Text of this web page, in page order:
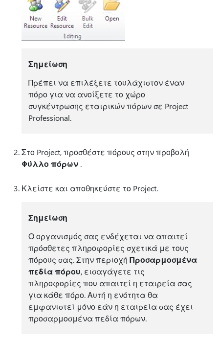
Σημείωση
Πρέπει να επιλέξετε τουλάχιστον έναν
πόρο για να ανοίξετε το χώρο
συγκέντρωσης εταιρικών πόρων σε Project
Professional.
Στο Project, προσθέστε πόρους στην προβολή
Φύλλο πόρων .
Κλείστε και αποθηκεύστε το Project.
Σημείωση
Ο οργανισμός σας ενδέχεται να απαιτεί
πρόσθετες πληροφορίες σχετικά με τους
πόρους σας. Στην περιοχή Προσαρμοσμένα
πεδία πόρου, εισαγάγετε τις
πληροφορίες που απαιτεί η εταιρεία σας
για κάθε πόρο. Αυτή η ενότητα θα
εμφανιστεί μόνο εάν η εταιρεία σας έχει
προσαρμοσμένα πεδία πόρων.